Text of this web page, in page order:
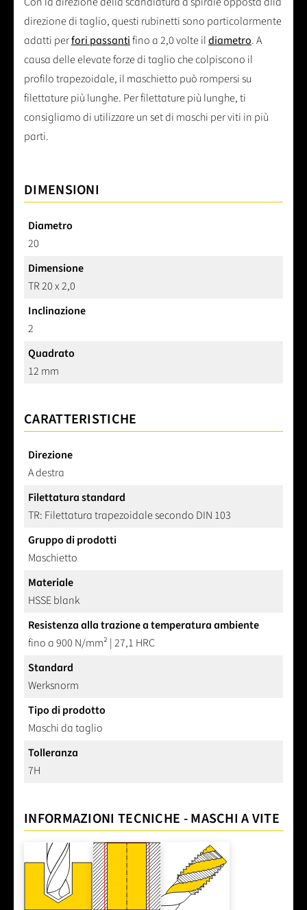
direzione di taglio, questi rubinetti sono particolarmente
adatti perfori passantifino a 2,0 volte ildiametro. A
causa delle elevate forze di taglio che colpiscono il
profilo trapezoidale, il maschietto può rompersi su
filettature più lunghe. Per filettature più lunghe, ti
consigliamo di utilizzare un set di maschi per viti in più
parti.
DIMENSIONI
Diametro
20
Dimensione
TR 20 x 2,0
Inclinazione
2
Quadrato
12 mm
CARATTERISTICHE
Direzione
A destra
Filettatura standard
TR: Filettatura trapezoidale secondo DIN 103
Gruppo di prodotti
Maschietto
Materiale
HSSE blank
Resistenza alla trazione a temperatura ambiente
fino a 900 N/mm² | 27,1 HRC
Standard
Werksnorm
Tipo di prodotto
Maschi da taglio
Tolleranza
7H
INFORMAZIONI TECNICHE - MASCHI A VITE